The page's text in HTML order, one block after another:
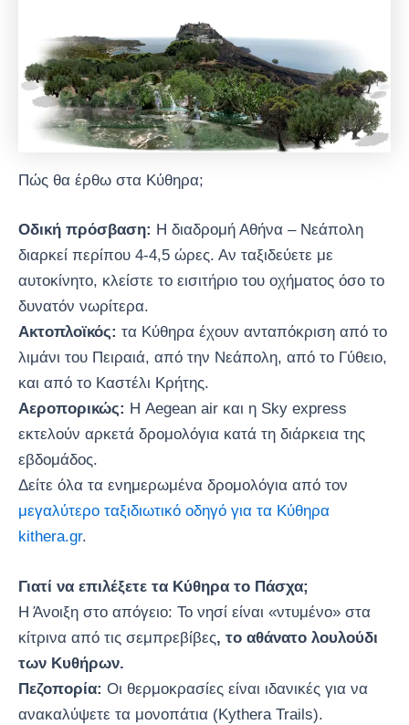
Πώς θα έρθω στα Κύθηρα;
Οδική πρόσβαση: Η διαδρομή Αθήνα – Νεάπολη
διαρκεί περίπου 4-4,5 ώρες. Αν ταξιδεύετε με
αυτοκίνητο, κλείστε το εισιτήριο του οχήματος όσο το
δυνατόν νωρίτερα.
Ακτοπλοϊκός: τα Κύθηρα έχουν ανταπόκριση από το
λιμάνι του Πειραιά, από την Νεάπολη, από το Γύθειο,
και από το Καστέλι Κρήτης.
Αεροπορικώς: Η Aegean air και η Sky express
εκτελούν αρκετά δρομολόγια κατά τη διάρκεια της
εβδομάδος.
Δείτε όλα τα ενημερωμένα δρομολόγια από τον
μεγαλύτερο ταξιδιωτικό οδηγό για τα Κύθηρα
kithera.gr.
Γιατί να επιλέξετε τα Κύθηρα το Πάσχα;
Η Άνοιξη στο απόγειο: Το νησί είναι «ντυμένο» στα
κίτρινα από τις σεμπρεβίβες, το αθάνατο λουλούδι
των Κυθήρων.
Πεζοπορία: Οι θερμοκρασίες είναι ιδανικές για να
ανακαλύψετε τα μονοπάτια (Kythera Trails).